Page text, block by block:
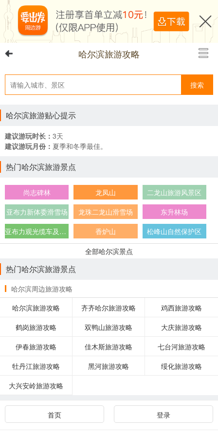
哈尔滨旅游攻略
搜索
哈尔滨旅游贴心提示
建议游玩时长： 3天
建议游玩月份： 夏季和冬季最佳。
热门哈尔滨旅游景点
尚志碑林 龙凤山
二龙山旅游风景区
亚布力新体委滑雪场
龙珠二龙山滑雪场
东升林场
亚布力观光缆车及世界第一滑道
香炉山 松峰山自然保护区
全部哈尔滨景点
热门哈尔滨旅游景点
哈尔滨周边旅游攻略
哈尔滨旅游攻略
齐齐哈尔旅游攻略
鸡西旅游攻略
鹤岗旅游攻略
双鸭山旅游攻略
大庆旅游攻略
伊春旅游攻略
佳木斯旅游攻略
七台河旅游攻略
牡丹江旅游攻略
黑河旅游攻略
绥化旅游攻略
大兴安岭旅游攻略
首页 登录